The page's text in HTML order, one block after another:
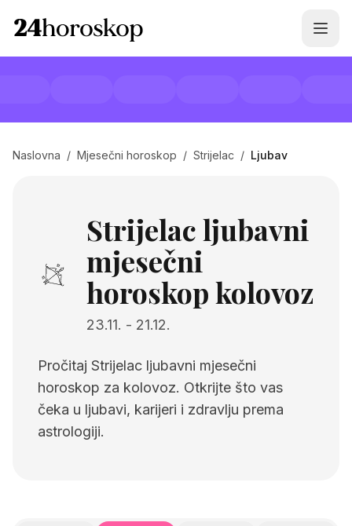
Naslovna / Mjesečni horoskop / Strijelac / Ljubav
Strijelac ljubavni
mjesečni
horoskop kolovoz
23.11. - 21.12.
Pročitaj Strijelac ljubavni mjesečni
horoskop za kolovoz. Otkrijte što vas
čeka u ljubavi, karijeri i zdravlju prema
astrologiji.